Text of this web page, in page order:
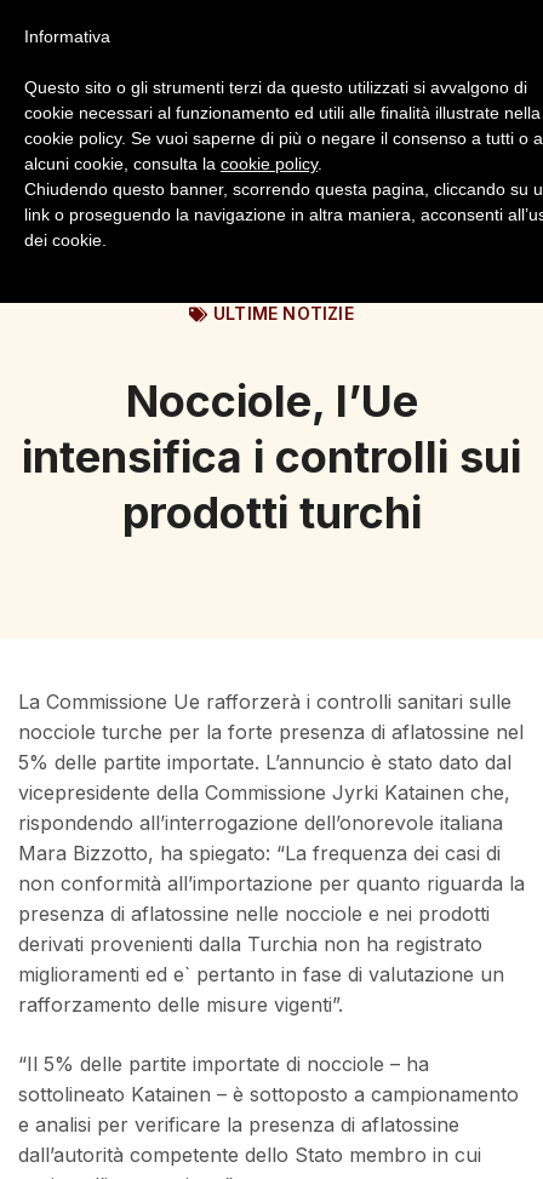
Login Registrazione
ULTIME NOTIZIE
Nocciole, l’Ue
intensifica i controlli sui
prodotti turchi
La Commissione Ue rafforzerà i controlli sanitari sulle
nocciole turche per la forte presenza di aflatossine nel
5% delle partite importate. L’annuncio è stato dato dal
vicepresidente della Commissione Jyrki Katainen che,
rispondendo all’interrogazione dell’onorevole italiana
Mara Bizzotto, ha spiegato: “La frequenza dei casi di
non conformità all’importazione per quanto riguarda la
presenza di aflatossine nelle nocciole e nei prodotti
derivati provenienti dalla Turchia non ha registrato
miglioramenti ed e` pertanto in fase di valutazione un
rafforzamento delle misure vigenti”.
“Il 5% delle partite importate di nocciole – ha
sottolineato Katainen – è sottoposto a campionamento
e analisi per verificare la presenza di aflatossine
dall’autorità competente dello Stato membro in cui
Informativa
Questo sito o gli strumenti terzi da questo utilizzati si avvalgono di
cookie necessari al funzionamento ed utili alle finalità illustrate nella
cookie policy. Se vuoi saperne di più o negare il consenso a tutti o
alcuni cookie, consulta la cookie policy.
Chiudendo questo banner, scorrendo questa pagina, cliccando su
link o proseguendo la navigazione in altra maniera, acconsenti
dei cookie.